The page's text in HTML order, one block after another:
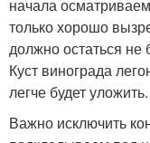
начала
только хорошо
должно остаться не
Куст винограда
легче будет уложить.
Важно исключить